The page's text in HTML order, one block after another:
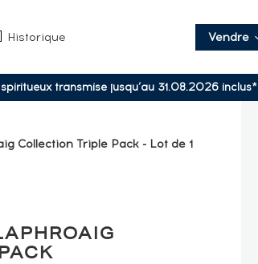
Historique Vendre
transmise jusqu’au 31.08.2026 inclus*
Collection Triple Pack - Lot de 1